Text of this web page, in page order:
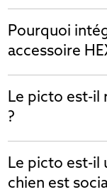
Pourquoi
accessoire
Le picto est-il
?
Le picto est-il
chien est